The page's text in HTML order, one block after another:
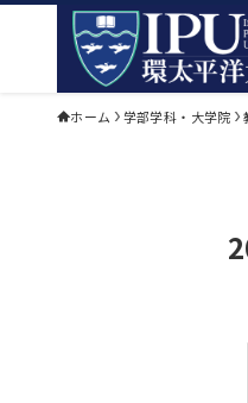
ホーム 学部学科・大学院